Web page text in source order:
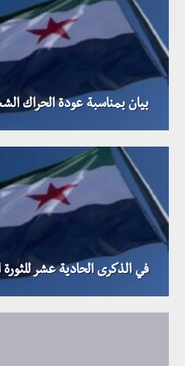
بيان بمناسبة عودة الحراك
في الذكرى الحادية عشر للثورة